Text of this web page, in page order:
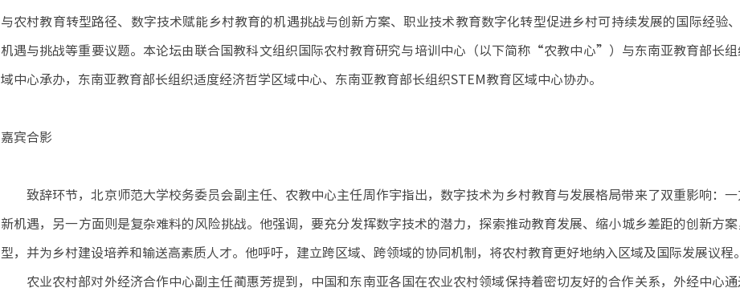
与农村教育转型路径、数字技术赋能乡村教育的机遇挑战与创新方案、职业技术教育数字化转型促进乡村可持续发展的国际经验
机遇与挑战等重要议题。本论坛由联合国教科文组织国际农村教育研究与培训中心（以下简称“农教中心”）与东南亚教育部长
域中心承办，东南亚教育部长组织适度经济哲学区域中心、东南亚教育部长组织STEM教育区域中心协办。
嘉宾合影
致辞环节，北京师范大学校务委员会副主任、农教中心主任周作宇指出，数字技术为乡村教育与发展格局带来了双重影响：
新机遇，另一方面则是复杂难料的风险挑战。他强调，要充分发挥数字技术的潜力，探索推动教育发展、缩小城乡差距的创新方
型，并为乡村建设培养和输送高素质人才。他呼吁，建立跨区域、跨领域的协同机制，将农村教育更好地纳入区域及国际发展议程
农业农村部对外经济合作中心副主任蔺惠芳提到，中国和东南亚各国在农业农村领域保持着密切友好的合作关系，外经中心